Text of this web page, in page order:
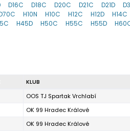
D16C D18C D20C D21C D21D
H10N H10C H12C H12D H14C
H45D H50C H55C H55D
KLUB
OOS TJ Spartak Vrchlabí
OK 99 Hradec Králové
OK 99 Hradec Králové